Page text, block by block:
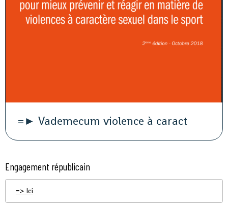
=► Vademecum violence à caract
Engagement républicain
=> Ici